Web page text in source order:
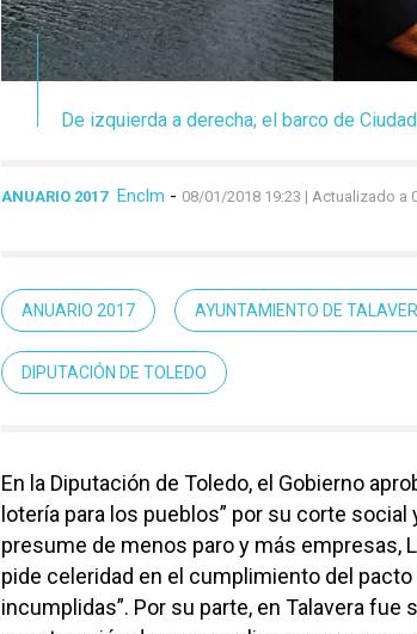
De izquierda a derecha; el barco de
ANUARIO 2017 Enclm - 08/01/2018 19:23 | Actualizado a
ANUARIO 2017 AYUNTAMIENTO DE
DIPUTACIÓN DE TOLEDO
En la Diputación de Toledo, el Gobierno
lotería para los pueblos” por su corte social
presume de menos paro y más empresas,
pide celeridad en el cumplimiento del
incumplidas”. Por su parte, en Talavera